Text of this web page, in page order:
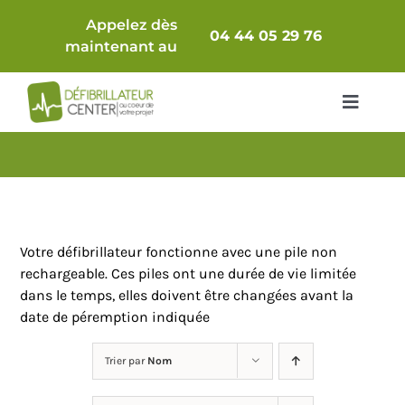
Appelez dès
maintenant au
04 44 05 29 76
Toggle
Comparatif
Accessoires & Consommables
Armoires / Supports
Maintenance
Votre défibrillateur fonctionne avec une pile non
rechargeable. Ces piles ont une durée de vie limitée
dans le temps, elles doivent être changées avant la
date de péremption indiquée
Trier par Nom